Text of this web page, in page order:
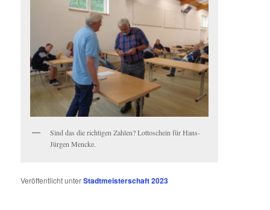
Sind das die richtigen Zahlen? Lottoschein für Hans-
Jürgen Mencke.
Veröffentlicht unterStadtmeisterschaft 2023